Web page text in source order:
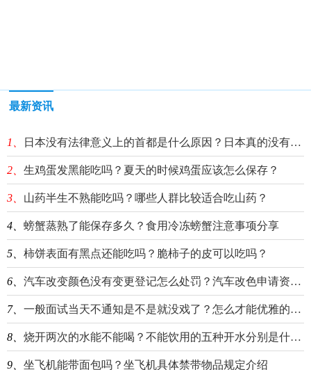
最新资讯
1、 日本没有法律意义上的首都是什么原因？日本真的没有首都吗？
2、 生鸡蛋发黑能吃吗？夏天的时候鸡蛋应该怎么保存？
3、 山药半生不熟能吃吗？哪些人群比较适合吃山药？
4、 螃蟹蒸熟了能保存多久？食用冷冻螃蟹注意事项分享
5、 柿饼表面有黑点还能吃吗？脆柿子的皮可以吃吗？
6、 汽车改变颜色没有变更登记怎么处罚？汽车改色申请资料有哪些？
7、 一般面试当天不通知是不是就没戏了？怎么才能优雅的询问面试结果？
8、 烧开两次的水能不能喝？不能饮用的五种开水分别是什么？
9、 坐飞机能带面包吗？坐飞机具体禁带物品规定介绍